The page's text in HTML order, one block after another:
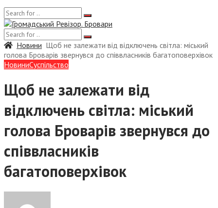
Новини Щоб не залежати від відключень світла: міський
голова Броварів звернувся до співвласників багатоповерхівок
НовиниСуспiльство
Щоб не залежати від
відключень світла: міський
голова Броварів звернувся до
співвласників
багатоповерхівок